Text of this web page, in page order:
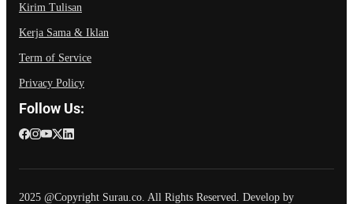
Kirim Tulisan
Kerja Sama & Iklan
Term of Service
Privacy Policy
Follow Us:
2025 @Copyright Surau.co. All Rights Reserved. Develop by